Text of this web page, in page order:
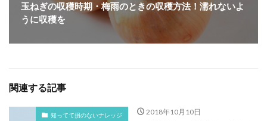
玉ねぎの収穫時期・梅雨のときの収穫方法！濡れないよ
うに収穫を
関連する記事
知ってて損のないナレッジ 2018年10月10日